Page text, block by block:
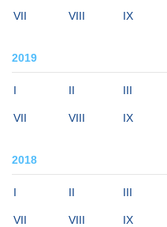
VII VIII IX
2019
I II III
VII VIII IX
2018
I II III
VII VIII IX